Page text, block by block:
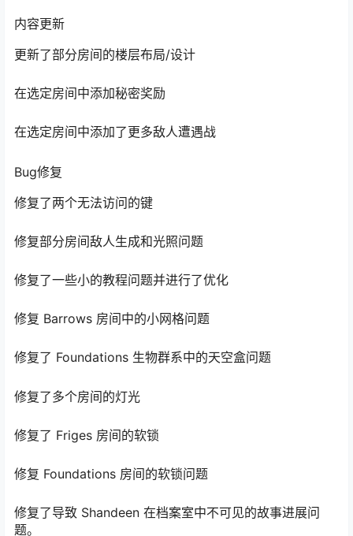
暂停菜单中添加了故事目标
内容更新
更新了部分房间的楼层布局/设计
在选定房间中添加秘密奖励
在选定房间中添加了更多敌人遭遇战
Bug修复
修复了两个无法访问的键
修复部分房间敌人生成和光照问题
修复了一些小的教程问题并进行了优化
修复 Barrows 房间中的小网格问题
修复了 Foundations 生物群系中的天空盒问题
修复了多个房间的灯光
修复了 Friges 房间的软锁
修复 Foundations 房间的软锁问题